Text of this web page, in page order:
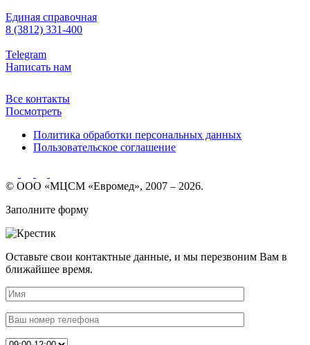
Единая справочная
8 (3812) 331-400
Telegram
Написать нам
Все контакты
Посмотреть
Политика обработки персональных данных
Пользовательское соглашение
© ООО «МЦСМ «Евромед», 2007 – 2026.
Заполните форму
Оставьте свои контактные данные, и мы перезвоним Вам в
ближайшее время.